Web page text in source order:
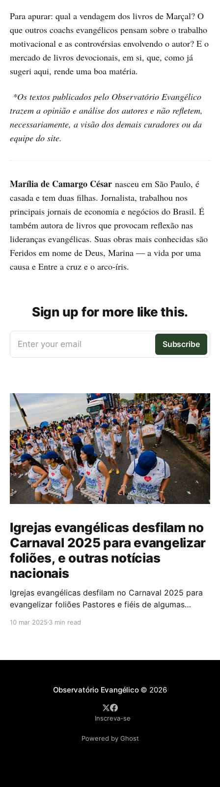
Para apurar: qual a vendagem dos livros de Marçal? O
que outros coachs evangélicos pensam sobre o trabalho
motivacional e as controvérsias envolvendo o autor? E o
mercado de livros devocionais, em si, que, como já
sugeri aqui, rende uma boa matéria.
*Os textos publicados pelo Observatório Evangélico
trazem a opinião e análise dos autores e não refletem,
necessariamente, a visão dos demais curadores ou da
equipe do site.
Marília de Camargo César nasceu em São Paulo, é
casada e tem duas filhas. Jornalista, trabalhou nos
principais jornais de economia e negócios do Brasil. É
também autora de livros que provocam reflexão nas
lideranças evangélicas. Suas obras mais conhecidas são
Feridos em nome de Deus, Marina — a vida por uma
causa e Entre a cruz e o arco-íris.
Sign up for more like this.
Enter your email Subscribe
Igrejas evangélicas desfilam no
Carnaval 2025 para evangelizar
foliões, e outras notícias
nacionais
Igrejas evangélicas desfilam no Carnaval 2025 para
evangelizar foliões Pastores e fiéis de algumas
2025 com blocos de bateria, utilizando a festa como
celebração. A presença de igrejas evangélicas
10 mar 2025 3 min read
Observatório Evangélico© 2026
Inscreva-se
Powered by Ghost